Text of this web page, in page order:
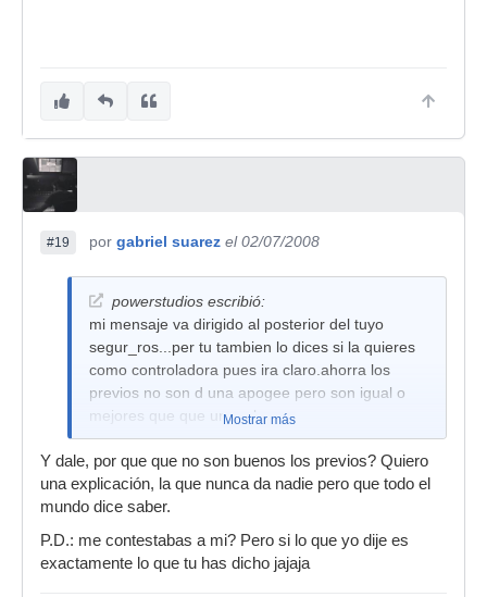
#19 por gabriel suarez el 02/07/2008
powerstudios escribió:
mi mensaje va dirigido al posterior del tuyo
segur_ros...per tu tambien lo dices si la quieres
como controladora pues ira claro.ahorra los
previos no son d una apogee pero son igual o
mejores que que una mbox,
Mostrar más
Y dale, por que que no son buenos los previos? Quiero
una explicación, la que nunca da nadie pero que todo el
mundo dice saber.
P.D.: me contestabas a mi? Pero si lo que yo dije es
exactamente lo que tu has dicho jajaja